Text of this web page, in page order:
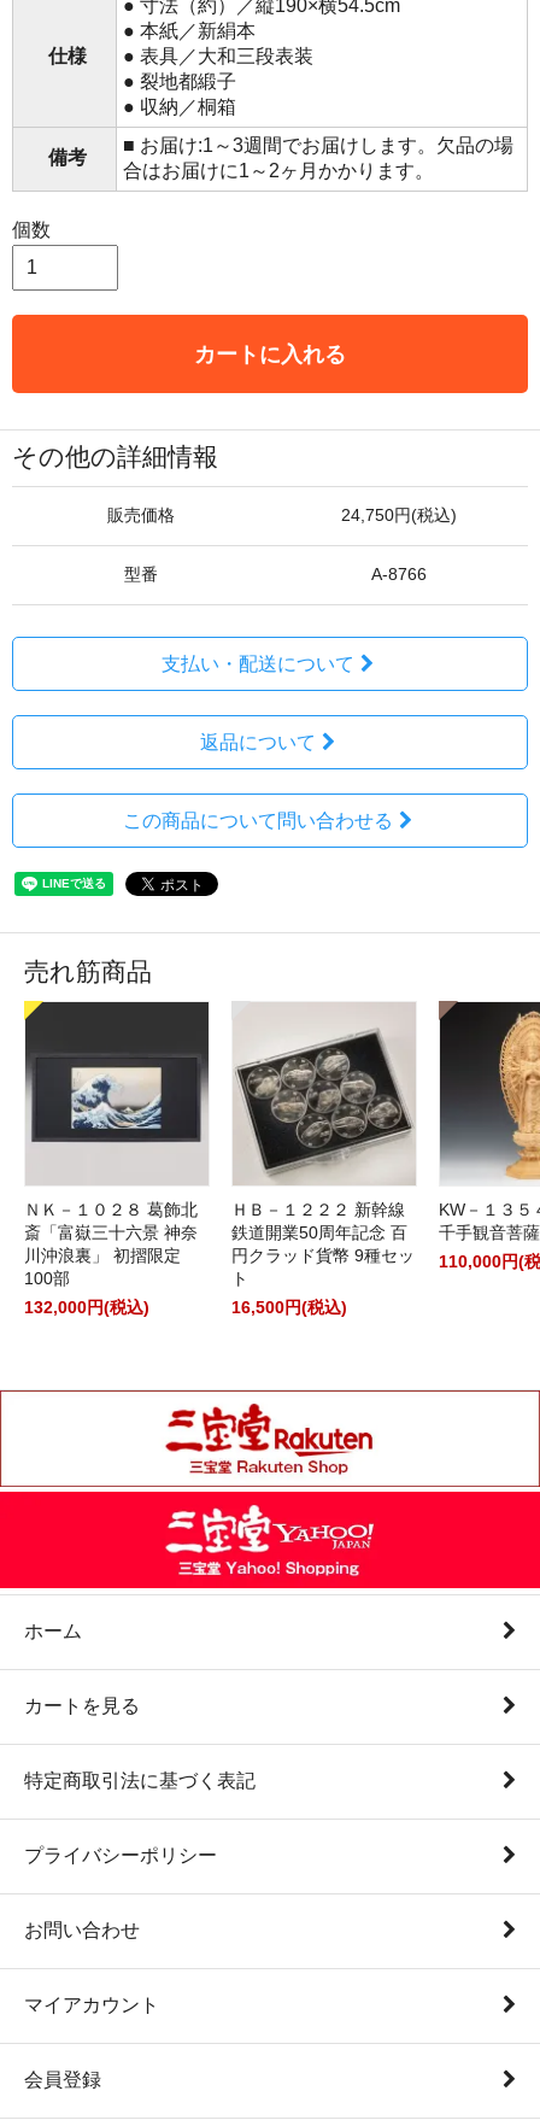
仕様
● 寸法（約）／縦190×横54.5cm
● 本紙／新絹本
● 表具／大和三段表装
● 裂地都緞子
● 収納／桐箱
備考
■ お届け:1～3週間でお届けします。欠品の場
合はお届けに1～2ヶ月かかります。
個数
カートに入れる
その他の詳細情報
販売価格 24,750円(税込)
型番 A-8766
支払い・配送について
返品について
この商品について問い合わせる
売れ筋商品
ＮＫ－１０２８ 葛飾北
斎「富嶽三十六景 神奈
川沖浪裏」 初摺限定
100部
132,000円(税込)
ＨＢ－１２２２ 新幹線
鉄道開業50周年記念 百
円クラッド貨幣 9種セッ
ト
16,500円(税込)
KW－１３
千手観音菩
110,000円(
ホーム
カートを見る
特定商取引法に基づく表記
プライバシーポリシー
お問い合わせ
マイアカウント
会員登録